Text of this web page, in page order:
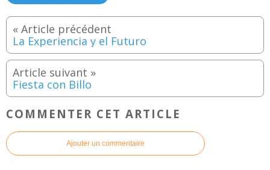
La Experiencia y el Futuro
Fiesta con Billo
COMMENTER CET ARTICLE
Ajouter un commentaire